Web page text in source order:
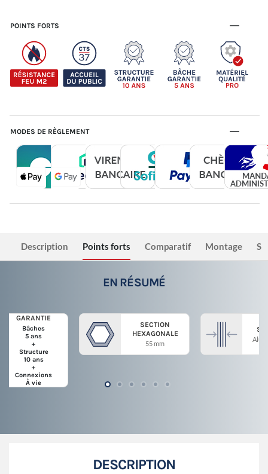
POINTS FORTS
MODES DE RÈGLEMENT
Description Points forts Comparatif Montage
EN RÉSUMÉ
GARANTIE
Bâches
5 ans
+
Structure
10 ans
+
Connexions
À vie
SECTION
HEXAGONALE
55 mm
DESCRIPTION